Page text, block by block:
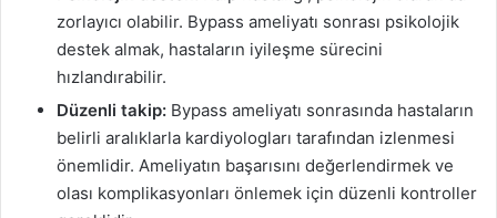
zorlayıcı olabilir. Bypass ameliyatı sonrası psikolojik
destek almak, hastaların iyileşme sürecini
hızlandırabilir.
Düzenli takip: Bypass ameliyatı sonrasında hastaların
belirli aralıklarla kardiyologları tarafından izlenmesi
önemlidir. Ameliyatın başarısını değerlendirmek ve
olası komplikasyonları önlemek için düzenli kontroller